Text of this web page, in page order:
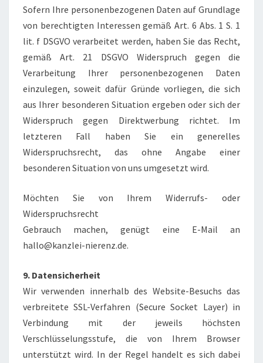
Sofern Ihre personenbezogenen Daten auf Grundlage
von berechtigten Interessen gemäß Art. 6 Abs. 1 S. 1
lit. f DSGVO verarbeitet werden, haben Sie das Recht,
gemäß Art. 21 DSGVO Widerspruch gegen die
Verarbeitung Ihrer personenbezogenen Daten
einzulegen, soweit dafür Gründe vorliegen, die sich
aus Ihrer besonderen Situation ergeben oder sich der
Widerspruch gegen Direktwerbung richtet. Im
letzteren Fall haben Sie ein generelles
Widerspruchsrecht, das ohne Angabe einer
besonderen Situation von uns umgesetzt wird.
Möchten Sie von Ihrem Widerrufs- oder
Widerspruchsrecht
Gebrauch machen, genügt eine E-Mail an
hallo@kanzlei-nierenz.de.
9. Datensicherheit
Wir verwenden innerhalb des Website-Besuchs das
verbreitete SSL-Verfahren (Secure Socket Layer) in
Verbindung mit der jeweils höchsten
Verschlüsselungsstufe, die von Ihrem Browser
unterstützt wird. In der Regel handelt es sich dabei